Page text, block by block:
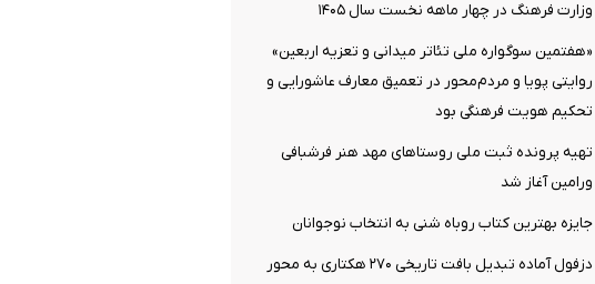
وزارت فرهنگ در چهار ماهه نخست سال ۱۴۰۵
«هفتمین سوگواره ملی تئاتر میدانی و تعزیه اربعین»
روایتی پویا و مردم‌محور در تعمیق معارف عاشورایی و
تحکیم هویت فرهنگی بود
تهیه پرونده ثبت ملی روستاهای مهد هنر فرشبافی
ورامین آغاز شد
جایزه بهترین کتاب روباه شنی به انتخاب نوجوانان
دزفول آماده تبدیل بافت تاریخی ۲۷۰ هکتاری به محور